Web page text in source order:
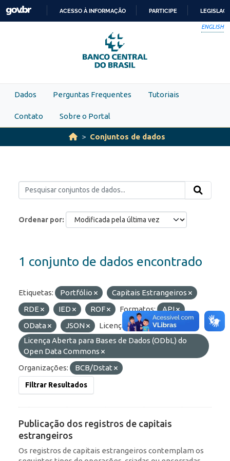
Skip to main content
PARA
O
CONTEÚDO
ACESSO À INFORMAÇÃO PARTICIPE
ENGLISH
Dados Perguntas Frequentes Tutoriais
Contato Sobre o Portal
Conjuntos de dados
Ordenar por
1 conjunto de dados encontrado
Etiquetas: Portfólio
Capitais Estrangeiros
RDE
IED ROF Formatos:
API
OData
JSON
Licenças:
Licença Aberta para Bases de Dados (ODbL) do
Open Data Commons
Organizações:
BCB/Dstat
Filtrar Resultados
Publicação dos registros de capitais
estrangeiros
Os registros de capitais estrangeiros contemplam os